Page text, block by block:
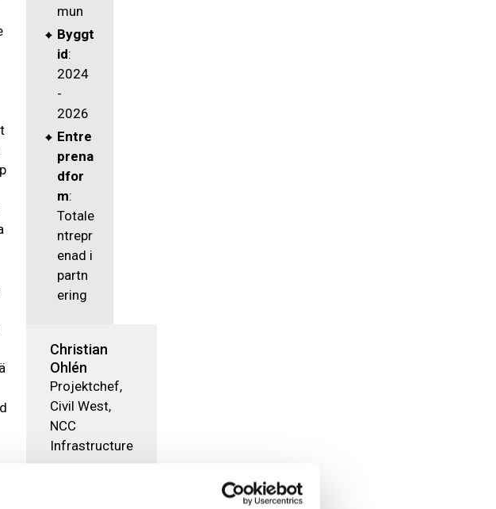
mun
Byggt
id:
2024
-
2026
Entre
prena
dfor
m:
Totale
ntrepr
enad i
partn
ering
Christian
Ohlén
Projektchef,
Civil West,
NCC
Infrastructure